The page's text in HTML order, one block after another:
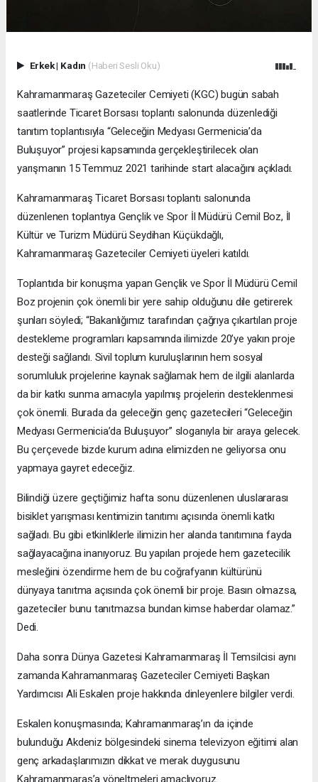
Erkek| Kadın (Haberi Sesli Oku)
Kahramanmaraş Gazeteciler Cemiyeti (KGC) bugün sabah
saatlerinde Ticaret Borsası toplantı salonunda düzenlediği
tanıtım toplantısıyla “Geleceğin Medyası Germenicia’da
Buluşuyor” projesi kapsamında gerçekleştirilecek olan
yarışmanın 15 Temmuz 2021 tarihinde start alacağını açıkladı.
Kahramanmaraş Ticaret Borsası toplantı salonunda
düzenlenen toplantıya Gençlik ve Spor İl Müdürü Cemil Boz, İl
Kültür ve Turizm Müdürü Seydihan Küçükdağlı,
Kahramanmaraş Gazeteciler Cemiyeti üyeleri katıldı.
Toplantıda bir konuşma yapan Gençlik ve Spor İl Müdürü Cemil
Boz projenin çok önemli bir yere sahip olduğunu dile getirerek
şunları söyledi; “Bakanlığımız tarafından çağrıya çıkartılan proje
destekleme programları kapsamında ilimizde 20’ye yakın proje
desteği sağlandı. Sivil toplum kuruluşlarının hem sosyal
sorumluluk projelerine kaynak sağlamak hem de ilgili alanlarda
da bir katkı sunma amacıyla yapılmış projelerin desteklenmesi
çok önemli. Burada da geleceğin genç gazetecileri “Geleceğin
Medyası Germenicia’da Buluşuyor” sloganıyla bir araya gelecek.
Bu çerçevede bizde kurum adına elimizden ne geliyorsa onu
yapmaya gayret edeceğiz.
Bilindiği üzere geçtiğimiz hafta sonu düzenlenen uluslararası
bisiklet yarışması kentimizin tanıtımı açısında önemli katkı
sağladı. Bu gibi etkinliklerle ilimizin her alanda tanıtımına fayda
sağlayacağına inanıyoruz. Bu yapılan projede hem gazetecilik
mesleğini özendirme hem de bu coğrafyanın kültürünü
dünyaya tanıtma açısında çok önemli bir proje. Basın olmazsa,
gazeteciler bunu tanıtmazsa bundan kimse haberdar olamaz.”
Dedi.
Daha sonra Dünya Gazetesi Kahramanmaraş İl Temsilcisi aynı
zamanda Kahramanmaraş Gazeteciler Cemiyeti Başkan
Yardımcısı Ali Eskalen proje hakkında dinleyenlere bilgiler verdi.
Eskalen konuşmasında; Kahramanmaraş’ın da içinde
bulunduğu Akdeniz bölgesindeki sinema televizyon eğitimi alan
genç arkadaşlarımızın dikkat ve merak duygusunu
Kahramanmaraş’a yöneltmeleri amaçlıyoruz.